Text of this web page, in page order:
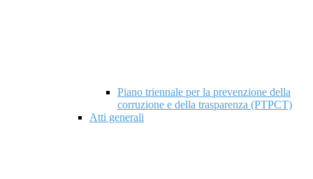
Piano triennale per la prevenzione della
corruzione e della trasparenza (PTPCT)
Atti generali